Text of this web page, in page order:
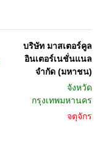
บริษัท มาสเตอร์คูล
อินเตอร์เนชั่นแนล
จำกัด (มหาชน)
จังหวัด
กรุงเทพมหานคร
จตุจักร